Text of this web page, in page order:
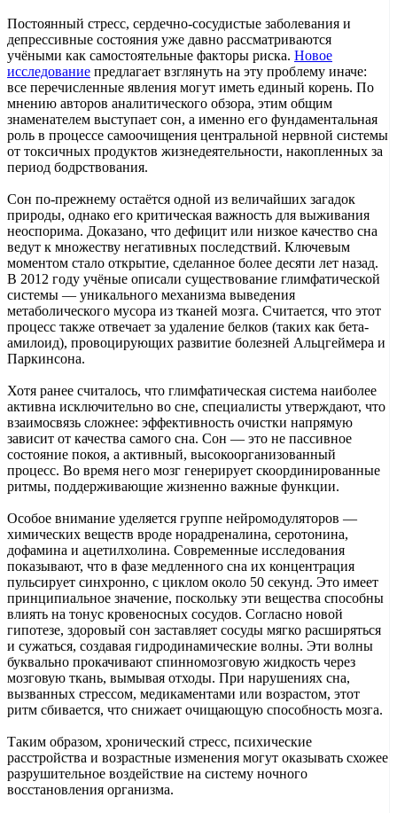
Постоянный стресс, сердечно-сосудистые заболевания и
депрессивные состояния уже давно рассматриваются
учёными как самостоятельные факторы риска. Новое
исследование предлагает взглянуть на эту проблему иначе:
все перечисленные явления могут иметь единый корень. По
мнению авторов аналитического обзора, этим общим
знаменателем выступает сон, а именно его фундаментальная
роль в процессе самоочищения центральной нервной системы
от токсичных продуктов жизнедеятельности, накопленных за
период бодрствования.
Сон по-прежнему остаётся одной из величайших загадок
природы, однако его критическая важность для выживания
неоспорима. Доказано, что дефицит или низкое качество сна
ведут к множеству негативных последствий. Ключевым
моментом стало открытие, сделанное более десяти лет назад.
В 2012 году учёные описали существование глимфатической
системы — уникального механизма выведения
метаболического мусора из тканей мозга. Считается, что этот
процесс также отвечает за удаление белков (таких как бета-
амилоид), провоцирующих развитие болезней Альцгеймера и
Паркинсона.
Хотя ранее считалось, что глимфатическая система наиболее
активна исключительно во сне, специалисты утверждают, что
взаимосвязь сложнее: эффективность очистки напрямую
зависит от качества самого сна. Сон — это не пассивное
состояние покоя, а активный, высокоорганизованный
процесс. Во время него мозг генерирует скоординированные
ритмы, поддерживающие жизненно важные функции.
Особое внимание уделяется группе нейромодуляторов —
химических веществ вроде норадреналина, серотонина,
дофамина и ацетилхолина. Современные исследования
показывают, что в фазе медленного сна их концентрация
пульсирует синхронно, с циклом около 50 секунд. Это имеет
принципиальное значение, поскольку эти вещества способны
влиять на тонус кровеносных сосудов. Согласно новой
гипотезе, здоровый сон заставляет сосуды мягко расширяться
и сужаться, создавая гидродинамические волны. Эти волны
буквально прокачивают спинномозговую жидкость через
мозговую ткань, вымывая отходы. При нарушениях сна,
вызванных стрессом, медикаментами или возрастом, этот
ритм сбивается, что снижает очищающую способность мозга.
Таким образом, хронический стресс, психические
расстройства и возрастные изменения могут оказывать схожее
разрушительное воздействие на систему ночного
восстановления организма.